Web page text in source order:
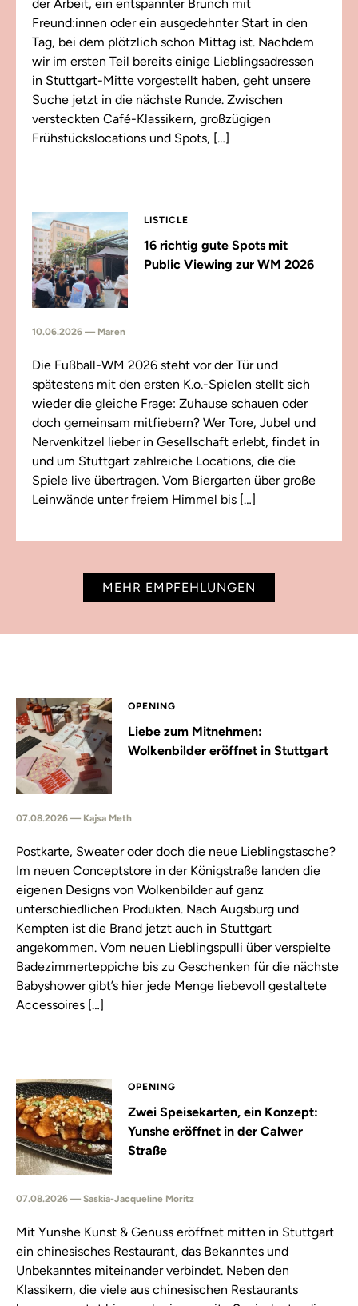
der Arbeit, ein entspannter Brunch mit
Freund:innen oder ein ausgedehnter Start in den
Tag, bei dem plötzlich schon Mittag ist. Nachdem
wir im ersten Teil bereits einige Lieblingsadressen
in Stuttgart-Mitte vorgestellt haben, geht unsere
Suche jetzt in die nächste Runde. Zwischen
versteckten Café-Klassikern, großzügigen
Frühstückslocations und Spots, […]
LISTICLE
16 richtig gute Spots mit
Public Viewing zur WM 2026
10.06.2026 — Maren
Die Fußball-WM 2026 steht vor der Tür und
spätestens mit den ersten K.o.-Spielen stellt sich
wieder die gleiche Frage: Zuhause schauen oder
doch gemeinsam mitfiebern? Wer Tore, Jubel und
Nervenkitzel lieber in Gesellschaft erlebt, findet in
und um Stuttgart zahlreiche Locations, die die
Spiele live übertragen. Vom Biergarten über große
Leinwände unter freiem Himmel bis […]
MEHR EMPFEHLUNGEN
OPENING
Liebe zum Mitnehmen:
Wolkenbilder eröffnet in Stuttgart
07.08.2026 — Kajsa Meth
Postkarte, Sweater oder doch die neue Lieblingstasche?
Im neuen Conceptstore in der Königstraße landen die
eigenen Designs von Wolkenbilder auf ganz
unterschiedlichen Produkten. Nach Augsburg und
Kempten ist die Brand jetzt auch in Stuttgart
angekommen. Vom neuen Lieblingspulli über verspielte
Badezimmerteppiche bis zu Geschenken für die nächste
Babyshower gibt’s hier jede Menge liebevoll gestaltete
Accessoires […]
OPENING
Zwei Speisekarten, ein Konzept:
Yunshe eröffnet in der Calwer
Straße
07.08.2026 — Saskia-Jacqueline Moritz
Mit Yunshe Kunst & Genuss eröffnet mitten in Stuttgart
ein chinesisches Restaurant, das Bekanntes und
Unbekanntes miteinander verbindet. Neben den
Klassikern, die viele aus chinesischen Restaurants